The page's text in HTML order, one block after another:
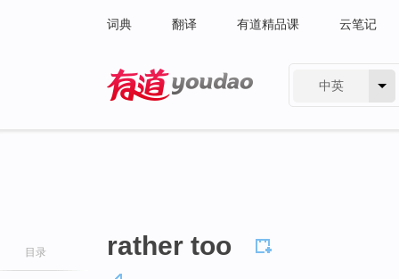
词典 翻译 有道精品课 云笔记
中英
目录 rather too